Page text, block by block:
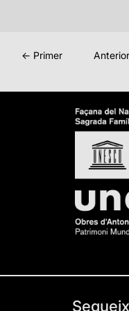
← Primer Anterior